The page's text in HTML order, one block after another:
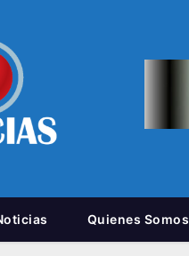
Quienes Somos